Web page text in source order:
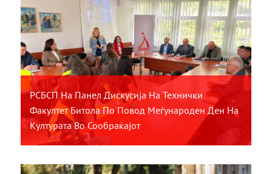
РСБСП На Панел Дискусија На Технички
Факултет Битола По Повод Меѓународен Ден На
Културата Во Сообраќајот